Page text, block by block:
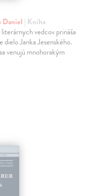
Daniel | Kniha
vedcov prináša
Janka Jesenského.
venujú mnohorakým